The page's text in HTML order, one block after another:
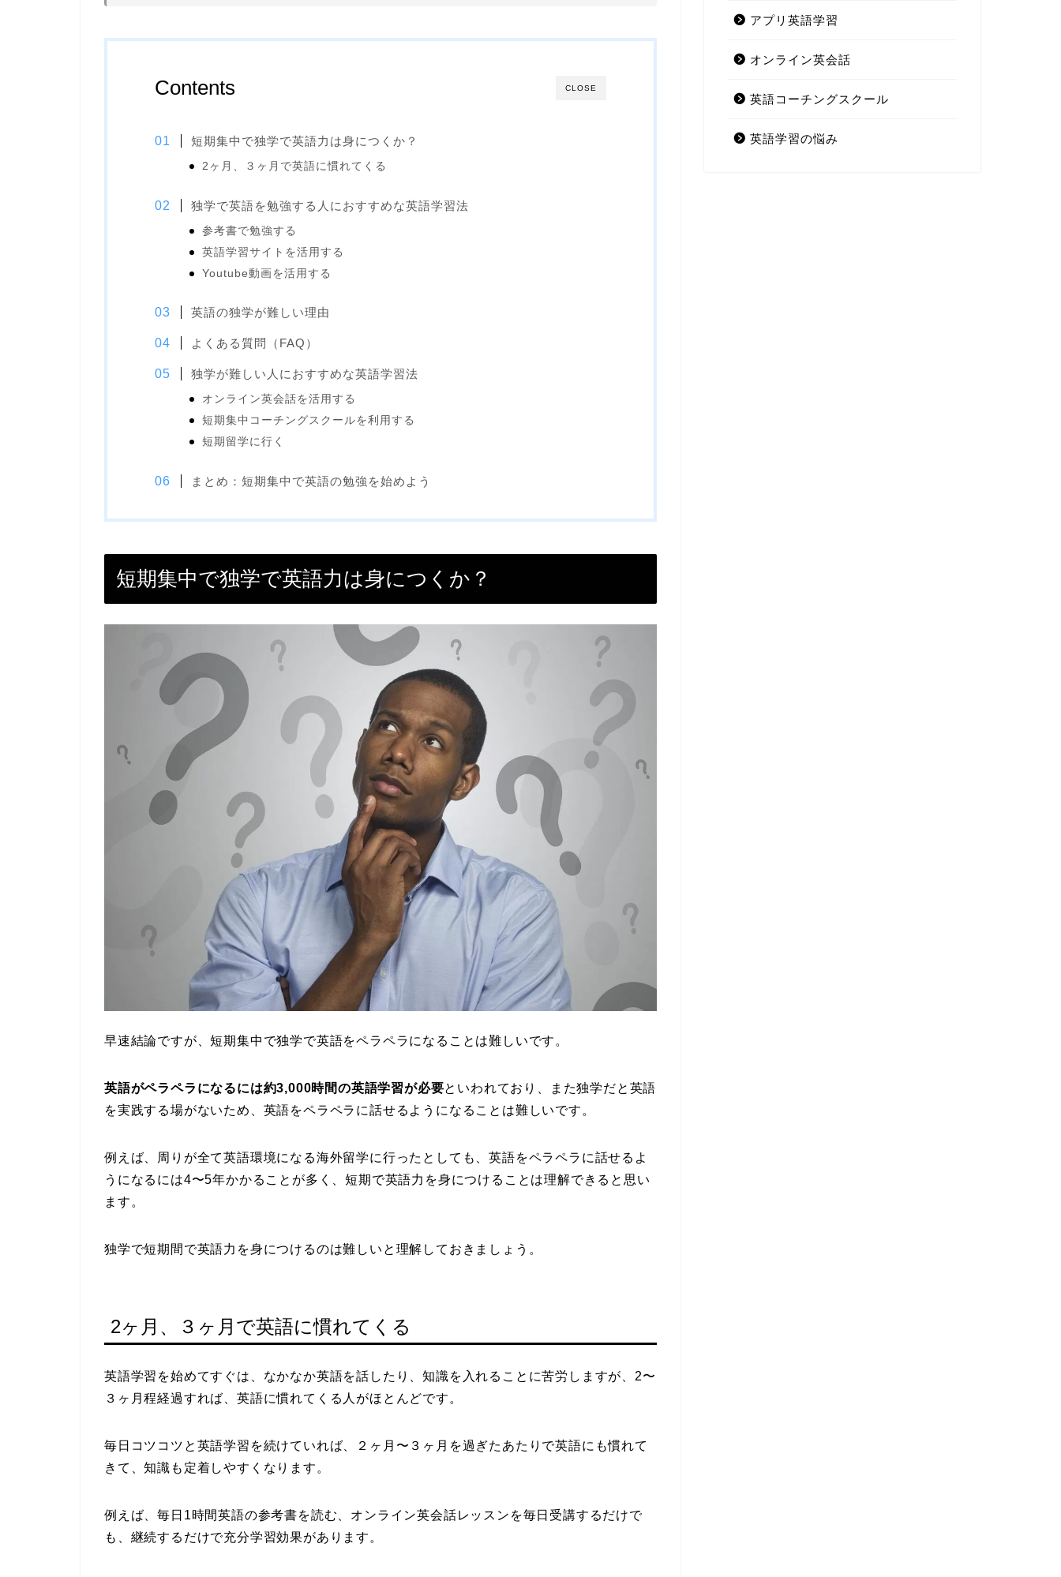
CLOSE
Contents
短期集中で独学で英語力は身につくか？
2ヶ月、３ヶ月で英語に慣れてくる
独学で英語を勉強する人におすすめな英語学習法
参考書で勉強する
英語学習サイトを活用する
Youtube動画を活用する
英語の独学が難しい理由
よくある質問（FAQ）
独学が難しい人におすすめな英語学習法
オンライン英会話を活用する
短期集中コーチングスクールを利用する
短期留学に行く
まとめ：短期集中で英語の勉強を始めよう
短期集中で独学で英語力は身につくか？
早速結論ですが、短期集中で独学で英語をペラペラになることは難しいです。
英語がペラペラになるには約3,000時間の英語学習が必要といわれており、また独学だと英語
を実践する場がないため、英語をペラペラに話せるようになることは難しいです。
例えば、周りが全て英語環境になる海外留学に行ったとしても、英語をペラペラに話せるよ
うになるには4〜5年かかることが多く、短期で英語力を身につけることは理解できると思い
ます。
独学で短期間で英語力を身につけるのは難しいと理解しておきましょう。
2ヶ月、３ヶ月で英語に慣れてくる
英語学習を始めてすぐは、なかなか英語を話したり、知識を入れることに苦労しますが、2〜
３ヶ月程経過すれば、英語に慣れてくる人がほとんどです。
毎日コツコツと英語学習を続けていれば、２ヶ月〜３ヶ月を過ぎたあたりで英語にも慣れて
きて、知識も定着しやすくなります。
例えば、毎日1時間英語の参考書を読む、オンライン英会話レッスンを毎日受講するだけで
も、継続するだけで充分学習効果があります。
アプリ英語学習
オンライン英会話
英語コーチングスクール
英語学習の悩み